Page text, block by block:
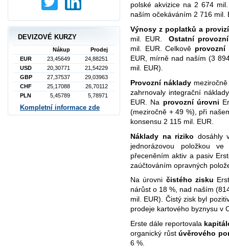
polské akvizice na 2 674
naším očekáváním 2 716 mil.
Výnosy z poplatků a provizí
mil. EUR.
Ostatní
mil. EUR. Celkově provozní
EUR, mírně nad naším (3
mil. EUR).
Provozní náklady
zahrnovaly integrační
EUR. Na provozní úrovni
(meziročně + 49 %), při
konsensu 2 115 mil. EUR.
Náklady na riziko dosáhly
jednorázovou položkou
přeceněním aktiv a pasiv
zaúčtováním opravných
Na úrovni čistého zisku
nárůst o 18 %, nad naším
mil. EUR). Čistý zisk byl
prodeje kartového byznysu v
Erste dále reportovala
organický růst úvěrového
6 %.
DEVIZOVÉ KURZY
Nákup
Prodej
EUR
23,45649
24,88251
USD
20,30771
21,54229
GBP
27,37537
29,03963
CHF
25,17088
26,70112
PLN
5,45789 5,78971
Kompletní informace zde